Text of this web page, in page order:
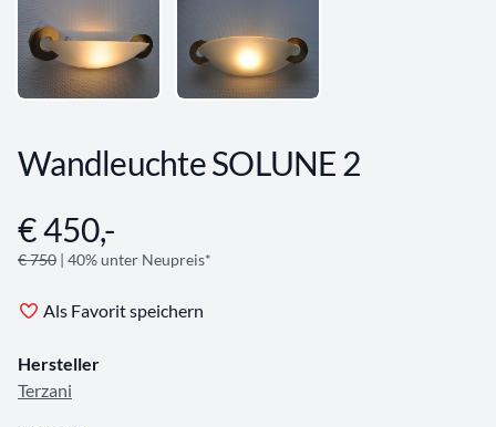
Wandleuchte SOLUNE 2
Angebotsinformationen
€ 450,-
€ 750 | 40% unter Neupreis*
Als Favorit speichern
Hersteller
Terzani